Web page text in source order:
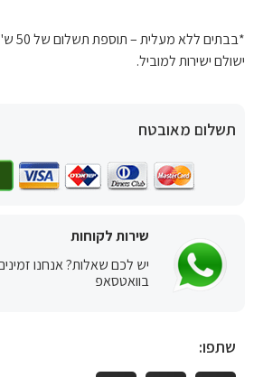
ישולם ישירות למוביל.
תשלום מאובטח
שירות לקוחות
יש לכם שאלות? אנחנו
בוואטסאפ
שתפו: